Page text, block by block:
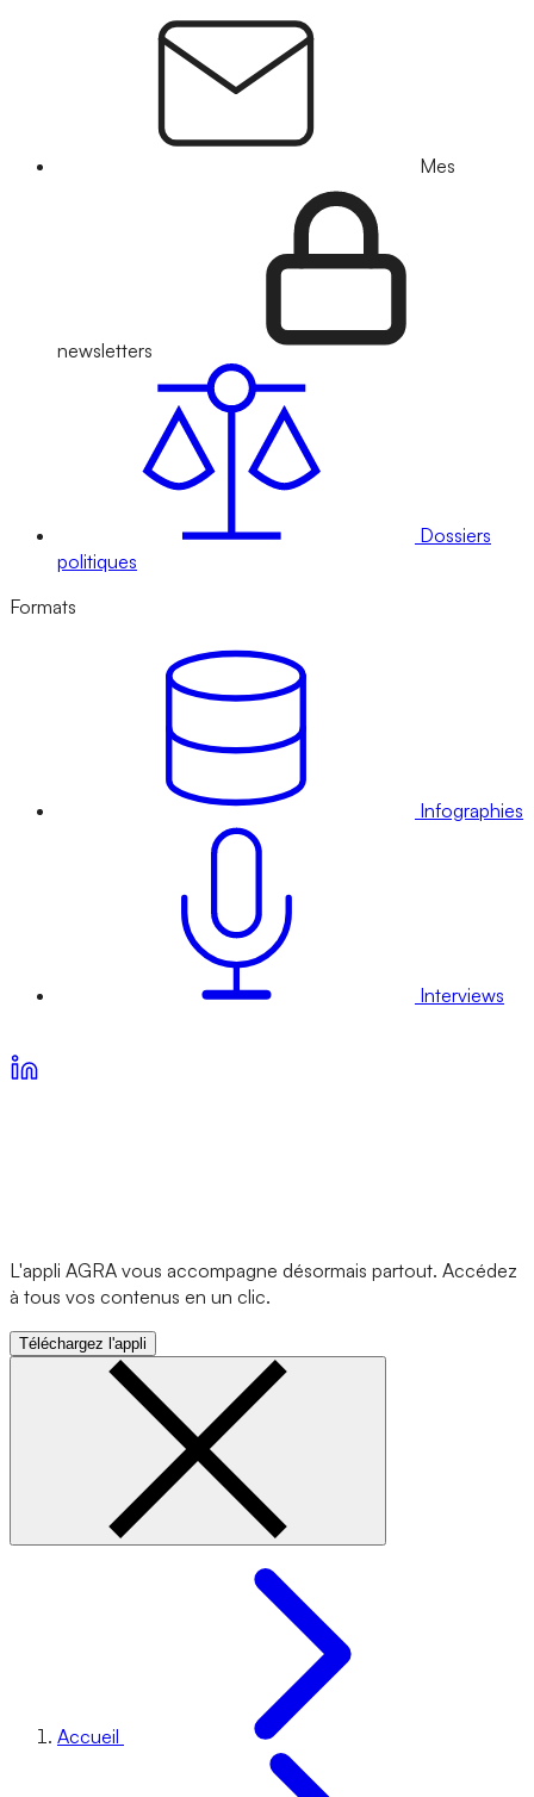
Mes
newsletters
Dossiers
politiques
Formats
Infographies
Interviews
L'appli AGRA vous accompagne désormais partout. Accédez
à tous vos contenus en un clic.
Téléchargez l'appli
Accueil